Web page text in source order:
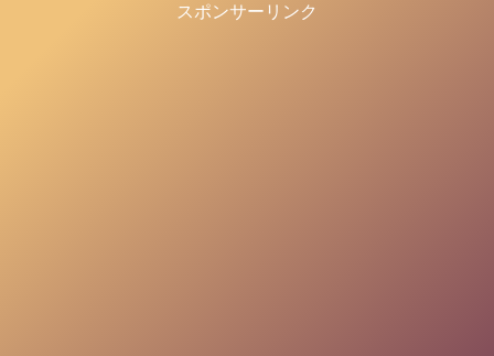
スポンサーリンク